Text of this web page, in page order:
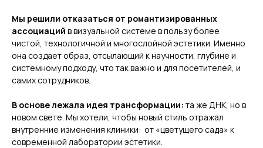
Мы решили отказаться от романтизированных
ассоциаций в визуальной системе в пользу более
чистой, технологичной и многослойной эстетики. Именно
она создает образ, отсылающий к научности, глубине и
системному подходу, что так важно и для посетителей, и
самих сотрудников.
В основе лежала идея трансформации: та же ДНК, но в
новом свете. Мы хотели, чтобы новый стиль отражал
внутренние изменения клиники: от «цветущего сада» к
современной лаборатории эстетики.